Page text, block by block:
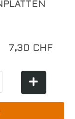
7,30 CHF